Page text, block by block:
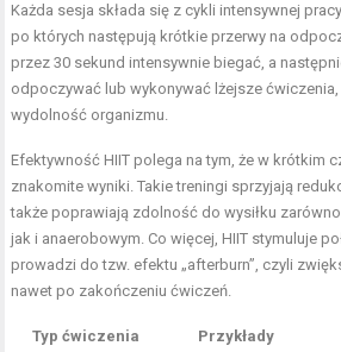
Każda sesja składa się z cykli intensywnej
po których następują krótkie przerwy na
przez 30 sekund intensywnie biegać, a
odpoczywać lub wykonywać lżejsze
wydolność organizmu.
Efektywność HIIT polega na tym, że w krótkim
znakomite wyniki. Takie treningi sprzyjają
także poprawiają zdolność do wysiłku
jak i anaerobowym. Co więcej, HIIT stymuluje
prowadzi do tzw. efektu „afterburn”, czyli
nawet po zakończeniu ćwiczeń.
Typ ćwiczenia Przykłady